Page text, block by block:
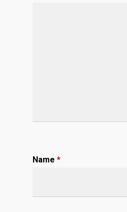
Name *